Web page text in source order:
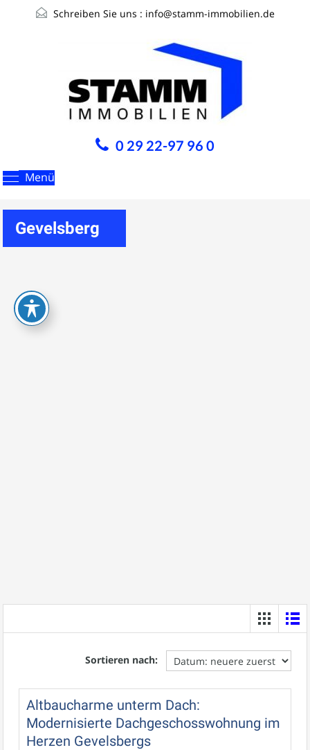
Schreiben Sie uns : info@stamm-immobilien.de
0 29 22-97 96 0
Menü
Gevelsberg
Sortieren nach:
Altbaucharme unterm Dach:
Modernisierte Dachgeschosswohnung im
Herzen Gevelsbergs